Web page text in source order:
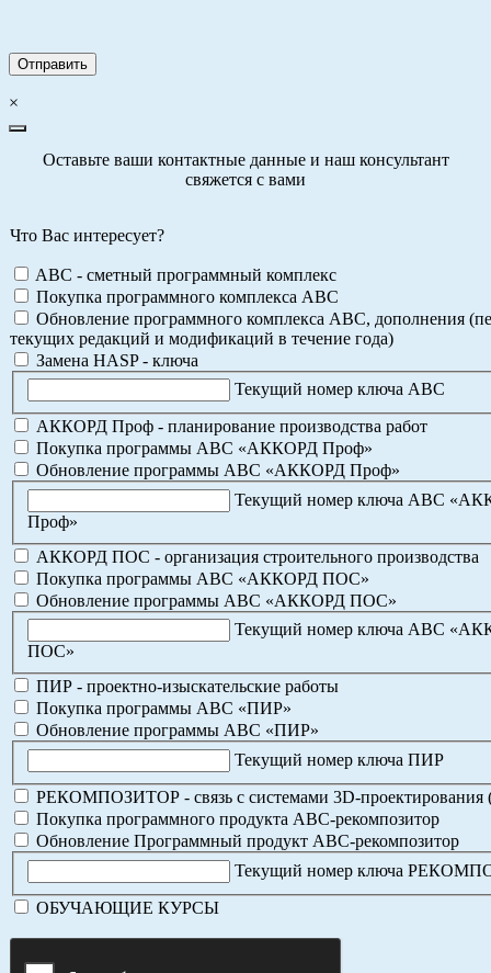
×
Оставьте ваши контактные данные и наш консультант
свяжется с вами
Что Вас интересует?
ABC - сметный программный комплекс
Покупка программного комплекса АВС
Обновление программного комплекса АВС, дополнения
текущих редакций и модификаций в течение года)
Замена HASP - ключа
Текущий номер ключа АВС
АККОРД Проф - планирование производства работ
Покупка программы АВС «АККОРД Проф»
Обновление программы АВС «АККОРД Проф»
Текущий номер ключа АВС
Проф»
АККОРД ПОС - организация строительного производства
Покупка программы АВС «АККОРД ПОС»
Обновление программы АВС «АККОРД ПОС»
Текущий номер ключа АВС
ПОС»
ПИР - проектно-изыскательские работы
Покупка программы АВС «ПИР»
Обновление программы АВС «ПИР»
Текущий номер ключа ПИР
РЕКОМПОЗИТОР - связь с системами 3D-проектирования
Покупка программного продукта АВС-рекомпозитор
Обновление Программный продукт АВС-рекомпозитор
Текущий номер ключа
ОБУЧАЮЩИЕ КУРСЫ